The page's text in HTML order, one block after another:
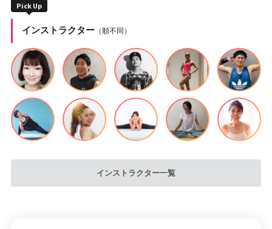
Pick Up
インストラクター （順不同）
インストラクター一覧